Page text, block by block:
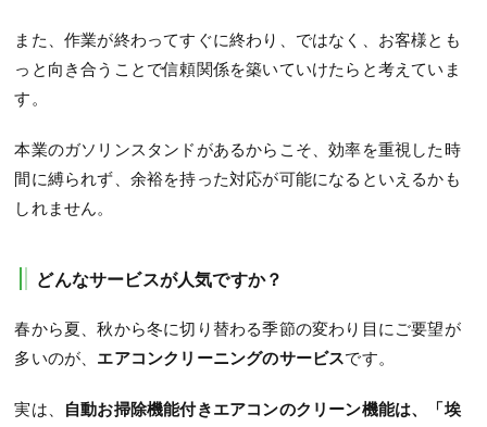
また、作業が終わってすぐに終わり、ではなく、お客様とも
っと向き合うことで信頼関係を築いていけたらと考えていま
す。
本業のガソリンスタンドがあるからこそ、効率を重視した時
間に縛られず、余裕を持った対応が可能になるといえるかも
しれません。
どんなサービスが人気ですか？
春から夏、秋から冬に切り替わる季節の変わり目にご要望が
多いのが、 エアコンクリーニングのサービスです。
実は、
自動お掃除機能付きエアコンのクリーン機能は、「埃